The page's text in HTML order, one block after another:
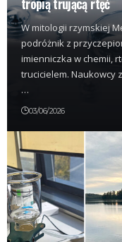
W mitologii rzymskiej
podróżnik z
imienniczka w chemii,
trucicielem. Naukowcy
…
03/06/2026